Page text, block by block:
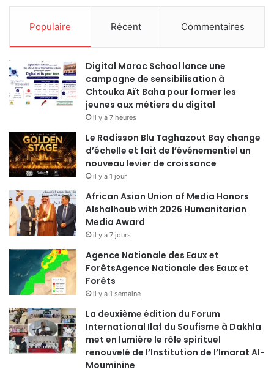
Populaire Récent Commentaires
Digital Maroc School lance une
campagne de sensibilisation à
Chtouka Aït Baha pour former les
jeunes aux métiers du digital
il y a 7 heures
Le Radisson Blu Taghazout Bay change
d’échelle et fait de l’événementiel un
nouveau levier de croissance
il y a 1 jour
African Asian Union of Media Honors
Alshalhoub with 2026 Humanitarian
Media Award
il y a 7 jours
Agence Nationale des Eaux et
ForêtsAgence Nationale des Eaux et
Forêts
il y a 1 semaine
La deuxième édition du Forum
International Ilaf du Soufisme à Dakhla
met en lumière le rôle spirituel
renouvelé de l’Institution de l’Imarat Al-
Mouminine